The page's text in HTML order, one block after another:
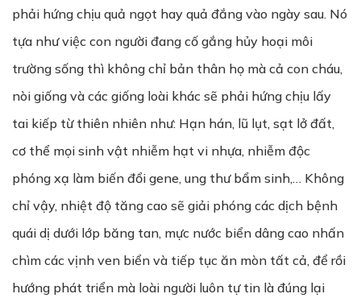
phải hứng chịu quả ngọt hay quả đắng vào ngày sau. Nó
tựa như việc con người đang cố gắng hủy hoại môi
trường sống thì không chỉ bản thân họ mà cả con cháu,
nòi giống và các giống loài khác sẽ phải hứng chịu lấy
tai kiếp từ thiên nhiên như: Hạn hán, lũ lụt, sạt lở đất,
cơ thể mọi sinh vật nhiễm hạt vi nhựa, nhiễm độc
phóng xạ làm biến đổi gene, ung thư bẩm sinh,… Không
chỉ vậy, nhiệt độ tăng cao sẽ giải phóng các dịch bệnh
quái dị dưới lớp băng tan, mực nước biển dâng cao nhấn
chìm các vịnh ven biển và tiếp tục ăn mòn tất cả, để rồi
hướng phát triển mà loài người luôn tự tin là đúng lại